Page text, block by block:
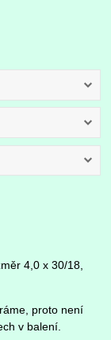
4,0 x 30/18,
proto není
v balení.